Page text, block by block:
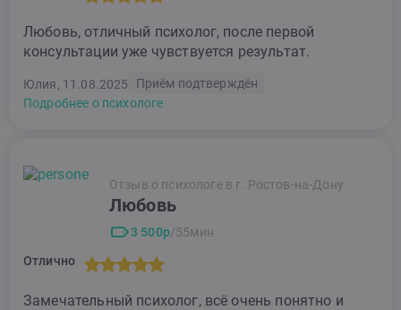
Любовь, отличный психолог, после первой
консультации уже чувствуется результат.
Юлия, 11.08.2025
Приём подтверждён
Подробнее о психологе
Отзыв о психологе в г. Ростов-на-Дону
Любовь
3 500р/55мин
Отлично
Замечательный психолог, всё очень понятно и